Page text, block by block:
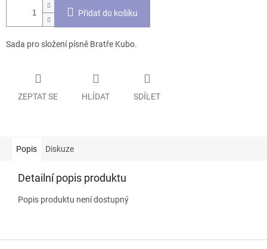
Přidat do košíku
Sada pro složení písně Bratře Kubo.
ZEPTAT SE HLÍDAT SDÍLET
Popis Diskuze
Detailní popis produktu
Popis produktu není dostupný